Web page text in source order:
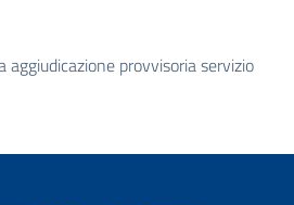
aggiudicazione provvisoria servizio